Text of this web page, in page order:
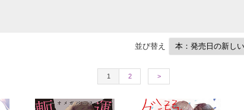
並び替え
1 2 >